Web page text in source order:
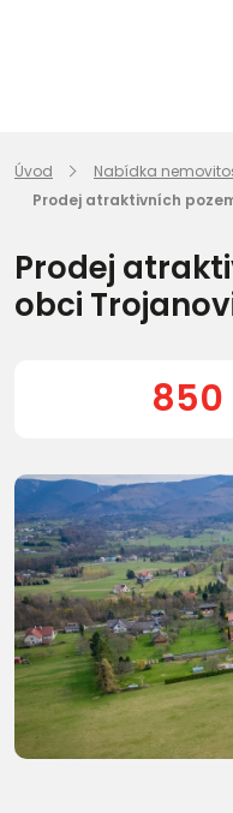
Úvod
Nabídka
Prodej atraktivních
Prodej
obci
850
Další